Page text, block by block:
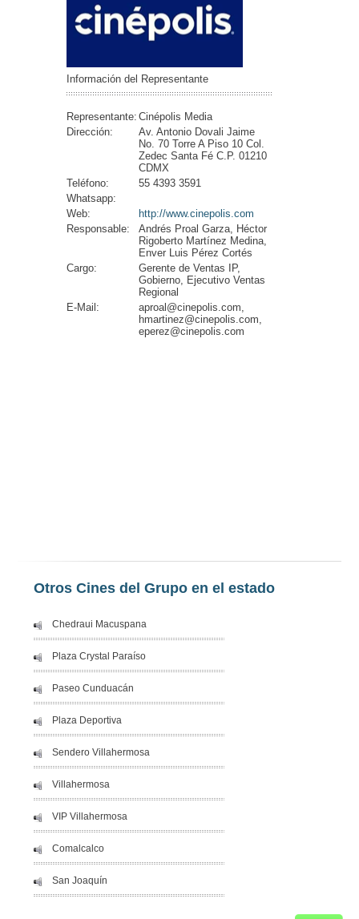
Información del Representante
Representante: Cinépolis Media
Dirección:
Av. Antonio Dovali Jaime
No. 70 Torre A Piso 10 Col.
Zedec Santa Fé C.P. 01210
CDMX
Teléfono:
55 4393 3591
Whatsapp:
Web:
http://www.cinepolis.com
Responsable:
Andrés Proal Garza, Héctor
Rigoberto Martínez Medina,
Enver Luis Pérez Cortés
Cargo:
Gerente de Ventas IP,
Gobierno, Ejecutivo Ventas
Regional
E-Mail:
aproal@cinepolis.com,
hmartinez@cinepolis.com,
eperez@cinepolis.com
Otros Cines del Grupo en el estado
Chedraui Macuspana
Plaza Crystal Paraíso
Paseo Cunduacán
Plaza Deportiva
Sendero Villahermosa
Villahermosa
VIP Villahermosa
Comalcalco
San Joaquín